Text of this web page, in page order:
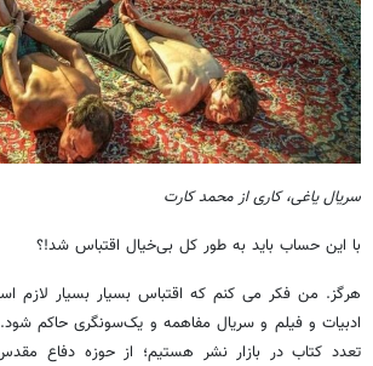
سریال یاغی، کاری از محمد کارت
با این حساب باید به طور کل بی‌خیال اقتباس شد!؟
هرگز. من فکر می کنم که اقتباس بسیار بسیار لازم
ادبیات و فیلم و سریال مفاهمه و یک‌سونگری حاکم
تعدد کتاب در بازار نشر هستیم؛ از حوزه دفاع مقدس